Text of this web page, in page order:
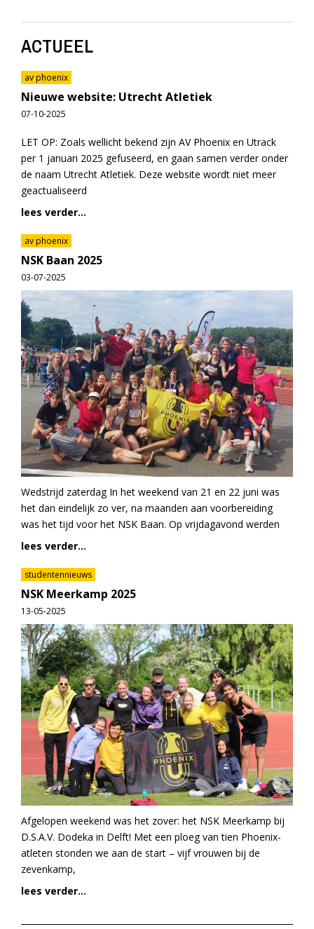
ACTUEEL
av phoenix
Nieuwe website: Utrecht Atletiek
07-10-2025
LET OP: Zoals wellicht bekend zijn AV Phoenix en Utrack
per 1 januari 2025 gefuseerd, en gaan samen verder onder
de naam Utrecht Atletiek. Deze website wordt niet meer
geactualiseerd
lees verder...
av phoenix
NSK Baan 2025
03-07-2025
Wedstrijd zaterdag In het weekend van 21 en 22 juni was
het dan eindelijk zo ver, na maanden aan voorbereiding
was het tijd voor het NSK Baan. Op vrijdagavond werden
lees verder...
studentennieuws
NSK Meerkamp 2025
13-05-2025
Afgelopen weekend was het zover: het NSK Meerkamp bij
D.S.A.V. Dodeka in Delft! Met een ploeg van tien Phoenix-
atleten stonden we aan de start – vijf vrouwen bij de
zevenkamp,
lees verder...